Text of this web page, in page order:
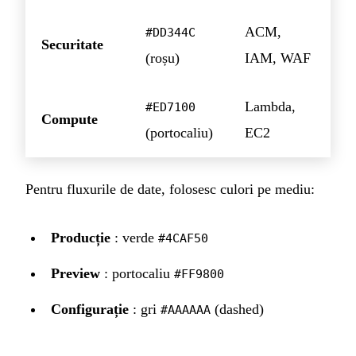
Securitate
#DD344C
(roșu)
ACM,
IAM, WAF
Compute
#ED7100
(portocaliu)
Lambda,
EC2
Pentru fluxurile de date, folosesc culori pe mediu:
Producție : verde #4CAF50
Preview : portocaliu #FF9800
Configurație : gri #AAAAAA (dashed)